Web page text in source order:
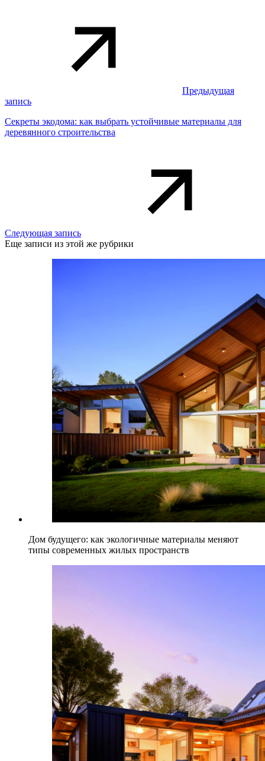
Предыдущая
запись
Секреты экодома: как выбрать устойчивые материалы для
деревянного строительства
Следующая запись
Еще записи из этой же рубрики
Дом будущего: как экологичные материалы меняют
типы современных жилых пространств